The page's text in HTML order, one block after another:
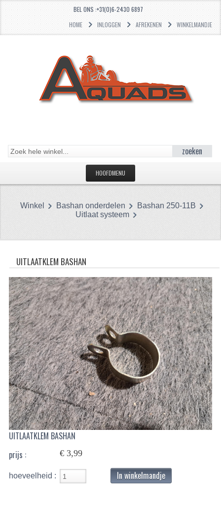
BEL ONS :+31(0)6-2430 6897
HOME
INLOGGEN AFREKENEN WINKELMANDJE
zoeken
HOOFDMENU
CATEGORIEËN
BRANDSTOF SYSTEEM
LAGERS
PAKKINGEN
PLASTIC PARTS
VERLICHTING
ONDERDELEN 50CC TOT 125CC
UNIVERSELE QUAD ONDERDELEN
BASHAN ONDERDELEN
BRANDSTOF SYSTEEM
Winkel Bashan onderdelen
Bashan 250-11B
Uitlaat systeem
UITLAATKLEM BASHAN
UITLAATKLEM BASHAN
prijs :
€ 3,99
hoeveelheid : In winkelmandje